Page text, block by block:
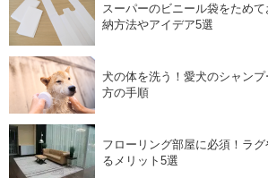
スーパーのビニール袋をため
納方法やアイデア5選
犬の体を洗う！愛犬のシャン
方の手順
フローリング部屋に必須！ラ
るメリット5選